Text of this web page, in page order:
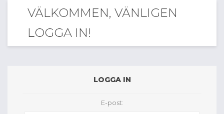
VÄLKOMMEN, VÄNLIGEN
LOGGA IN!
LOGGA IN
E-post: